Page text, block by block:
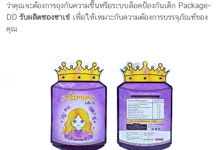
ว่าคุณจะต้องการถุงกันความชื้นหรือระบบล็อคป้องกันเด็ก Package-
DDรับผลิตซองซาเช่ เพื่อให้เหมาะกับความต้องการบรรจุภัณฑ์ของ
คุณ